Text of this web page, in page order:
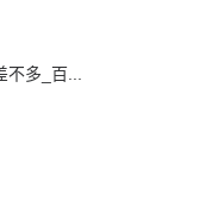
多_百...